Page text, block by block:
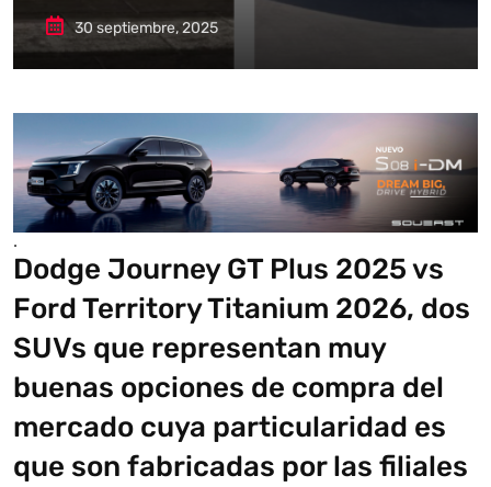
30 septiembre, 2025
.
Dodge Journey GT Plus 2025 vs
Ford Territory Titanium 2026, dos
SUVs que representan muy
buenas opciones de compra del
mercado cuya particularidad es
que son fabricadas por las filiales